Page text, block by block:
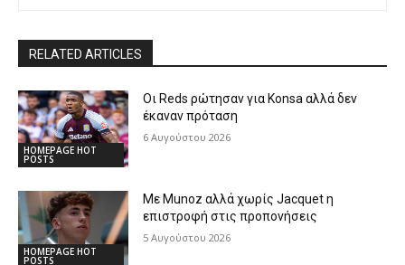
RELATED ARTICLES
HOMEPAGE HOT
POSTS
Οι Reds ρώτησαν για Konsa αλλά δεν
έκαναν πρόταση
6 Αυγούστου 2026
HOMEPAGE HOT
POSTS
Με Munoz αλλά χωρίς Jacquet η
επιστροφή στις προπονήσεις
5 Αυγούστου 2026